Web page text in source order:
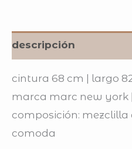
descripción
cintura 68 cm | largo
marca marc new york
composición:
comoda